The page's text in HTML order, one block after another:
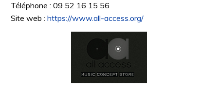
Téléphone :09 52 16 15 56
Site web :https://www.all-access.org/